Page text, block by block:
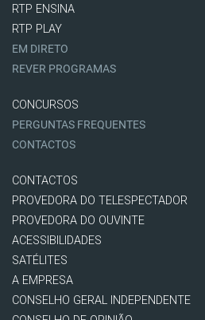
RTP ENSINA
RTP PLAY
EM DIRETO
REVER PROGRAMAS
CONCURSOS
PERGUNTAS FREQUENTES
CONTACTOS
CONTACTOS
PROVEDORA DO TELESPECTADOR
PROVEDORA DO OUVINTE
ACESSIBILIDADES
SATÉLITES
A EMPRESA
CONSELHO GERAL INDEPENDENTE